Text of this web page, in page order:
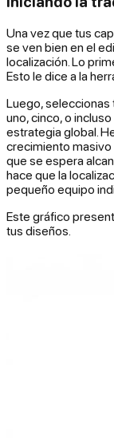
Una vez que tus
se ven bien en el
localización. Lo
Esto le dice a la
Luego, seleccionas
uno, cinco, o
estrategia global.
crecimiento masivo
que se espera
hace que la
pequeño equipo
Este gráfico
tus diseños.